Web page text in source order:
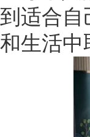
到适合自
和生活中